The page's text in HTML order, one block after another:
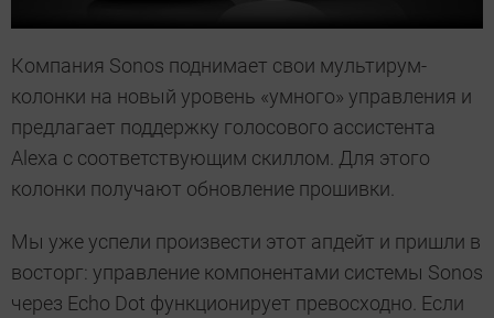
Компания Sonos поднимает свои мультирум-
колонки на новый уровень «умного» управления и
предлагает поддержку голосового ассистента
Alexa с соответствующим скиллом. Для этого
колонки получают обновление прошивки.
Мы уже успели произвести этот апдейт и пришли в
восторг: управление компонентами системы Sonos
через Echo Dot функционирует превосходно. Если